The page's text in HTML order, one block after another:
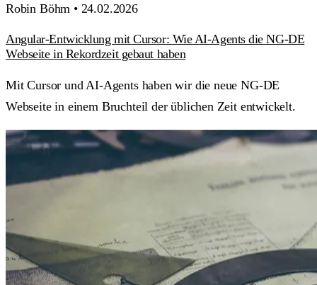
Robin Böhm • 24.02.2026
Angular-Entwicklung mit Cursor: Wie AI-Agents die NG-DE
Webseite in Rekordzeit gebaut haben
Mit Cursor und AI-Agents haben wir die neue NG-DE
Webseite in einem Bruchteil der üblichen Zeit entwickelt.